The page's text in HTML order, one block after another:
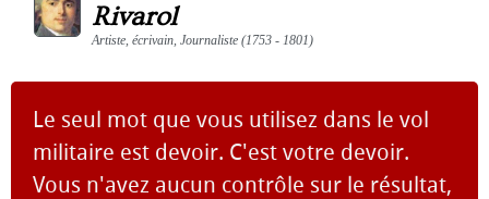
Rivarol
Artiste, écrivain, Journaliste (1753 - 1801)
Le seul mot que vous utilisez dans le vol
militaire est devoir. C'est votre devoir.
Vous n'avez aucun contrôle sur le résultat,